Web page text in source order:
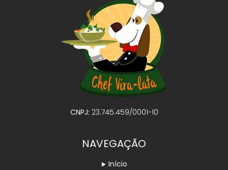
CNPJ: 23.745.459/0001-10
NAVEGAÇÃO
Início